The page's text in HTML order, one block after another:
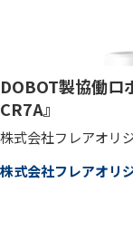
DOBOT製協働ロ
CR7A』
株式会社フレアオリ
株式会社フレアオリ